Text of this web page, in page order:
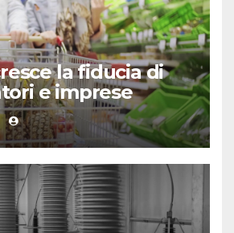
la fiducia di
e imprese